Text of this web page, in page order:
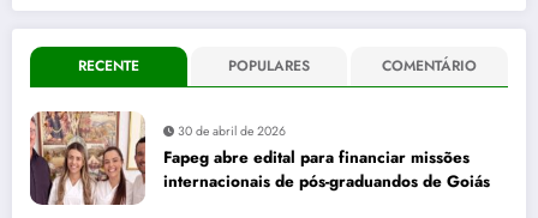
RECENTE POPULARES COMENTÁRIO
30 de abril de 2026
Fapeg abre edital para financiar missões
internacionais de pós-graduandos de Goiás